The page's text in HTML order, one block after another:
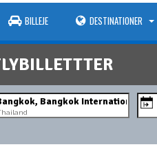
BILLEJE DESTINATIONER